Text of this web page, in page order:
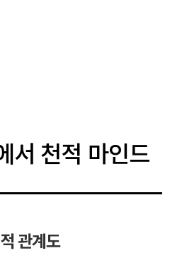
서 천적 마인드
관계도